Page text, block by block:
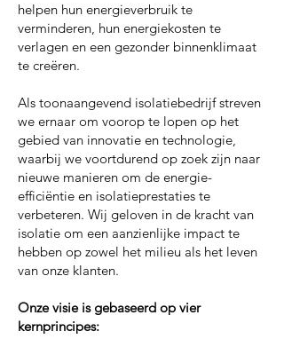
helpen hun energieverbruik te
verminderen, hun energiekosten te
verlagen en een gezonder binnenklimaat
te creëren.
Als toonaangevend isolatiebedrijf streven
we ernaar om voorop te lopen op het
gebied van innovatie en technologie,
waarbij we voortdurend op zoek zijn naar
nieuwe manieren om de energie-
efficiëntie en isolatieprestaties te
verbeteren. Wij geloven in de kracht van
isolatie om een aanzienlijke impact te
hebben op zowel het milieu als het leven
van onze klanten.
Onze visie is gebaseerd op vier
kernprincipes: